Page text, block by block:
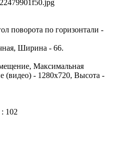
поворота по горизонтали -
Ширина - 66.
Максимальная
(видео) - 1280x720, Высота -
102